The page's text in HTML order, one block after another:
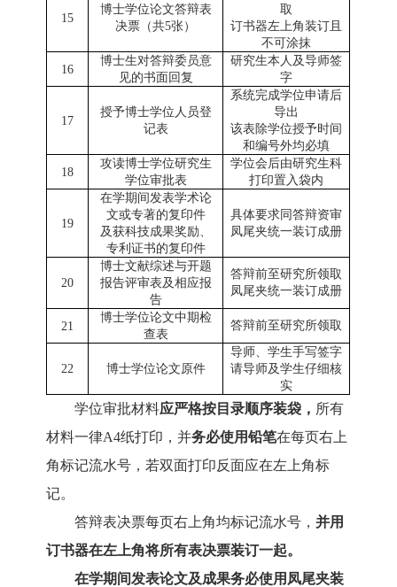
15
博士学位论文答辩表
决票（共5张）
取
订书器左上角装订且
不可涂抹
16
博士生对答辩委员意
见的书面回复
研究生本人及导师签
字
17
授予博士学位人员登
记表
系统完成学位申请后
导出
该表除学位授予时间
和编号外均必填
18
攻读博士学位研究生
学位审批表
学位会后由研究生科
打印置入袋内
19
在学期间发表学术论
文或专著的复印件
及获科技成果奖励、
专利证书的复印件
具体要求 同答辩资审
凤尾夹统一装订成册
20
博士文献综述与开题
报告评审表及相应报
告
答辩前至研究所领取
凤尾夹统一装订成册
21
博士学位论文中期检
查表
答辩前至研究所领取
22 博士学位论文原件
导师、学生手写签字
请导师及学生仔细核
实
学位审批材料应严格按目录顺序装袋， 所有
材料一律A4纸打印，并务必使用铅笔在每页右上
角标记流水号 ，若双面打印反面应在左上角标
记。
答辩表决票每页右上角均标记流水号，并用
订书器在左上角将所有表决票装订一起。
在学期间发表论文及成果务必使用凤尾夹装